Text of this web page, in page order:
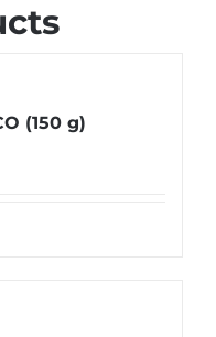
(150 g)